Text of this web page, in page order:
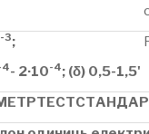
-3;
4- 2·10-4; (δ) 0,5-1,5'